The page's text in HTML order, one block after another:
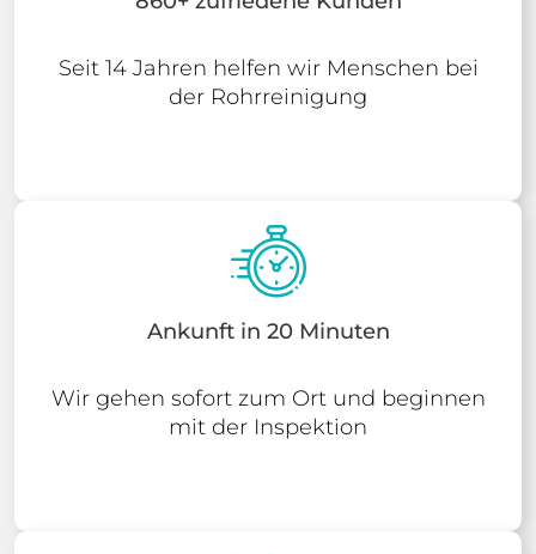
Seit 14 Jahren helfen wir Menschen bei
der Rohrreinigung
Ankunft in 20 Minuten
Wir gehen sofort zum Ort und beginnen
mit der Inspektion